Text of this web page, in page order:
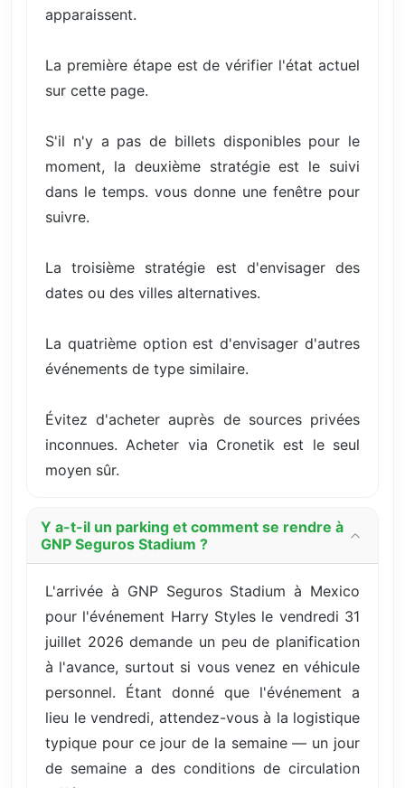
apparaissent.
La première étape est de vérifier l'état actuel
sur cette page.
S'il n'y a pas de billets disponibles pour le
moment, la deuxième stratégie est le suivi
dans le temps. vous donne une fenêtre pour
suivre.
La troisième stratégie est d'envisager des
dates ou des villes alternatives.
La quatrième option est d'envisager d'autres
événements de type similaire.
Évitez d'acheter auprès de sources privées
inconnues. Acheter via Cronetik est le seul
moyen sûr.
Y a-t-il un parking et comment se rendre à
GNP Seguros Stadium ?
L'arrivée à GNP Seguros Stadium à Mexico
pour l'événement Harry Styles le vendredi 31
juillet 2026 demande un peu de planification
à l'avance, surtout si vous venez en véhicule
personnel. Étant donné que l'événement a
lieu le vendredi, attendez-vous à la logistique
typique pour ce jour de la semaine — un jour
de semaine a des conditions de circulation